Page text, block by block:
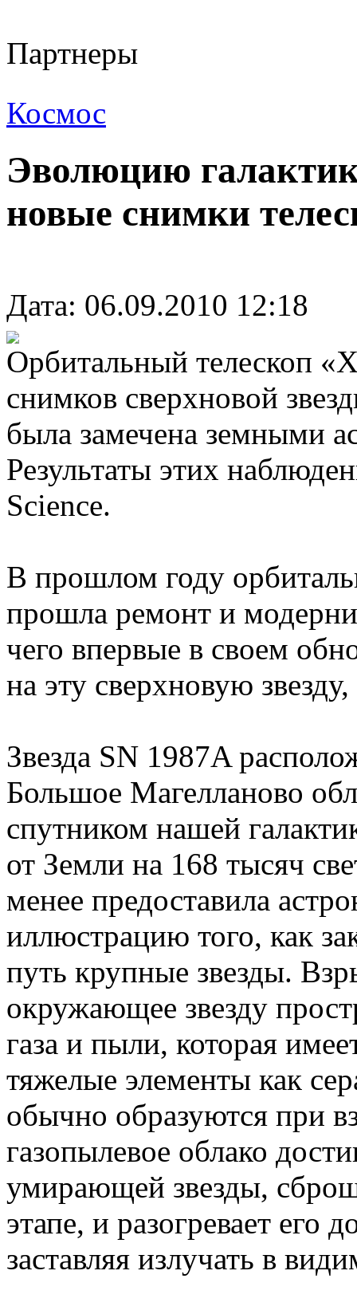
Партнеры
Космос
Эволюцию
новые снимки
Дата: 06.09.2010 12:18
Орбитальный телескоп
снимков сверхновой
была замечена земными
Результаты этих
Science.
В прошлом году
прошла ремонт и
чего впервые в своем
на эту сверхновую
Звезда SN 1987A
Большое Магелланово
спутником нашей
от Земли на 168 тысяч
менее предоставила
иллюстрацию того, как
путь крупные звезды.
окружающее звезду
газа и пыли, которая
тяжелые элементы как
обычно образуются при
газопылевое облако
умирающей звезды,
этапе, и разогревает его
заставляя излучать в